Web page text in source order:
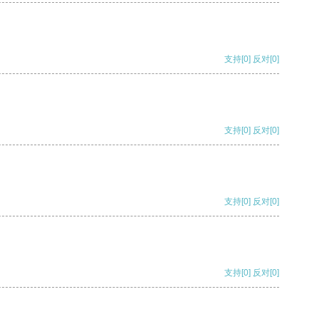
支持[0] 反对[0]
支持[0] 反对[0]
支持[0] 反对[0]
支持[0] 反对[0]